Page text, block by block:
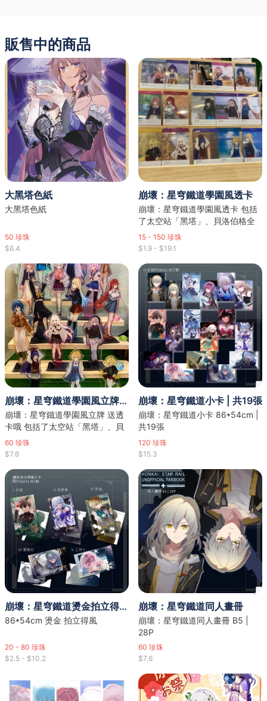
販售中的商品
大黑塔色紙
大黑塔色紙
50 珍珠
$6.4
崩壞：星穹鐵道學園風透卡
崩壞：星穹鐵道學園風透卡 包括
了太空站「黑塔」、貝洛伯格全
女角
15 - 150 珍珠
$1.9 - $19.1
崩壞：星穹鐵道學園風立牌 （送透卡）
崩壞：星穹鐵道學園風立牌 送透
卡哦 包括了太空站「黑塔」、貝
洛伯格全女角
60 珍珠
$7.6
崩壞：星穹鐵道小卡 | 共19張
崩壞：星穹鐵道小卡 86*54cm |
共19張
120 珍珠
$15.3
崩壞：星穹鐵道燙金拍立得風小卡
86*54cm 燙金 拍立得風
20 - 80 珍珠
$2.5 - $10.2
崩壞：星穹鐵道同人畫冊
崩壞：星穹鐵道同人畫冊 B5 |
28P
60 珍珠
$7.6